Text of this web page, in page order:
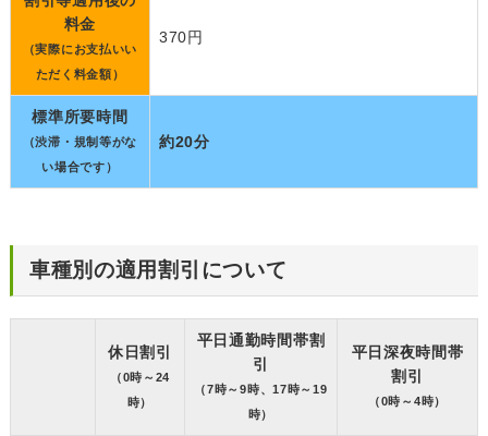
料金
（実際にお支払いい
ただく料金額）
370円
標準所要時間
（渋滞・規制等がな
い場合です）
約20分
車種別の適用割引について
休日割引
（0時～24
時）
平日通勤時間帯割
引
（7時～9時、17時～19
時）
平日深夜時間帯
割引
（0時～4時）